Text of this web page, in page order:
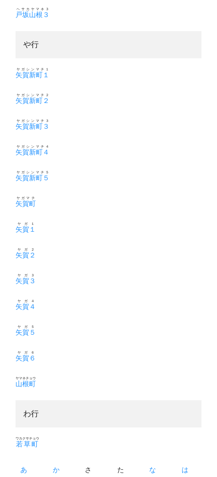
戸坂山根３
ヘサカヤマネ３
や行
矢賀新町１
ヤガシンマチ１
矢賀新町２
ヤガシンマチ２
矢賀新町３
ヤガシンマチ３
矢賀新町４
ヤガシンマチ４
矢賀新町５
ヤガシンマチ５
矢賀町
ヤガマチ
矢賀１
ヤガ１
矢賀２
ヤガ２
矢賀３
ヤガ３
矢賀４
ヤガ４
矢賀５
ヤガ５
矢賀６
ヤガ６
山根町
ヤマネチョウ
わ行
若草町
ワカクサチョウ
あ か さ た な は